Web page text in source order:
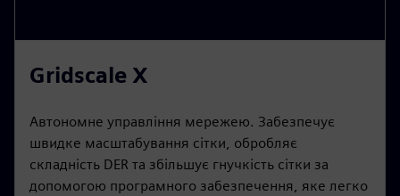
Gridscale X
Автономне управління мережею. Забезпечує
швидке масштабування сітки, обробляє
складність DER та збільшує гнучкість сітки за
допомогою програмного забезпечення, яке легко